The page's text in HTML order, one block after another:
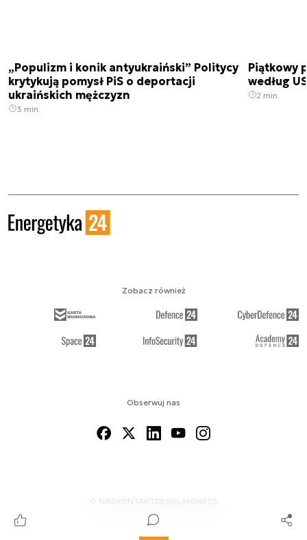
„Populizm i konik antyukraiński” Politycy
krytykują pomysł PiS o deportacji
ukraińskich mężczyzn
3 min.
Piątkowy
według
2 min.
Obserwuj nas
O NAS KONTAKTREGULAMINRSS
Zobacz również